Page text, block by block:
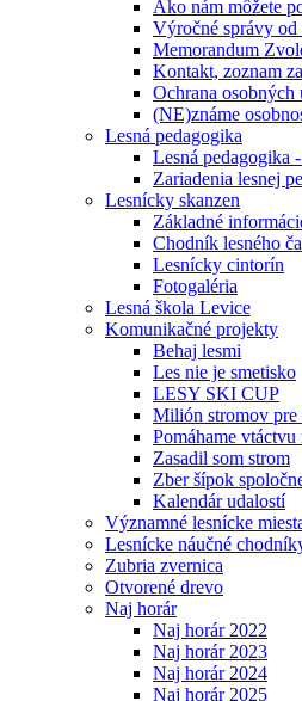
Ako nám môžete
Výročné správy od
Memorandum
Kontakt, zoznam
Ochrana osobných
(NE)známe
Lesná pedagogika
Lesná pedagogika
Zariadenia lesnej
Lesnícky skanzen
Základné
Chodník lesného
Lesnícky cintorín
Fotogaléria
Lesná škola Levice
Komunikačné projekty
Behaj lesmi
Les nie je smetisko
LESY SKI CUP
Milión stromov pre
Pomáhame vtáctvu
Zasadil som strom
Zber šípok
Kalendár udalostí
Významné lesnícke
Lesnícke náučné
Zubria zvernica
Otvorené drevo
Naj horár
Naj horár 2022
Naj horár 2023
Naj horár 2024
Naj horár 2025